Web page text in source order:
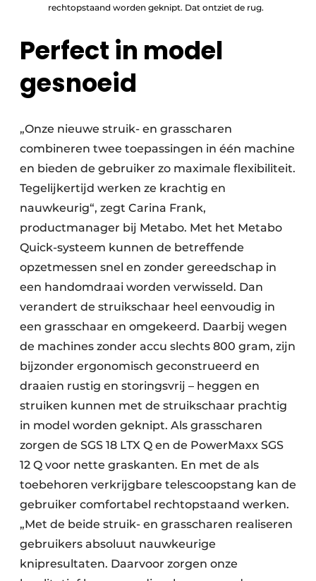
rechtopstaand worden geknipt. Dat ontziet de rug.
Perfect in model
gesnoeid
„Onze nieuwe struik- en grasscharen
combineren twee toepassingen in één machine
en bieden de gebruiker zo maximale flexibiliteit.
Tegelijkertijd werken ze krachtig en
nauwkeurig“, zegt Carina Frank,
productmanager bij Metabo. Met het Metabo
Quick-systeem kunnen de betreffende
opzetmessen snel en zonder gereedschap in
een handomdraai worden verwisseld. Dan
verandert de struikschaar heel eenvoudig in
een grasschaar en omgekeerd. Daarbij wegen
de machines zonder accu slechts 800 gram, zijn
bijzonder ergonomisch geconstrueerd en
draaien rustig en storingsvrij – heggen en
struiken kunnen met de struikschaar prachtig
in model worden geknipt. Als grasscharen
zorgen de SGS 18 LTX Q en de PowerMaxx SGS
12 Q voor nette graskanten. En met de als
toebehoren verkrijgbare telescoopstang kan de
gebruiker comfortabel rechtopstaand werken.
„Met de beide struik- en grasscharen realiseren
gebruikers absoluut nauwkeurige
knipresultaten. Daarvoor zorgen onze